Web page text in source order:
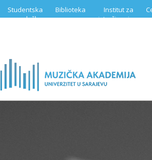
Studentska
služba
Biblioteka
Institut za
istraživanje